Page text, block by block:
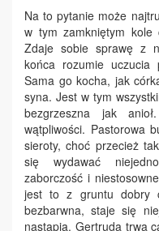
Na to pytanie może
w tym zamkniętym kole
Zdaje sobie sprawę z
końca rozumie uczucia
Sama go kocha, jak
syna. Jest w tym
bezgrzeszna jak
wątpliwości. Pastorowa
sieroty, choć przecież
się wydawać
zaborczość i
jest to z gruntu dobry
bezbarwna, staje się
nastąpią. Gertruda trwa